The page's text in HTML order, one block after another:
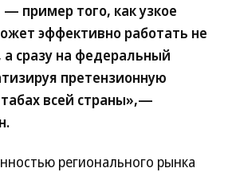
пример того, как узкое
эффективно работать не
сразу на федеральный
претензионную
всей страны»,—
регионального рынка